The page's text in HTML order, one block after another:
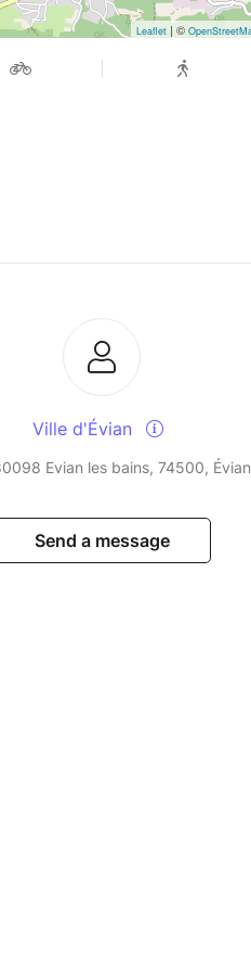
Leaflet | ©
Ville d'Évian
Evian les bains, 74500,
Send a message